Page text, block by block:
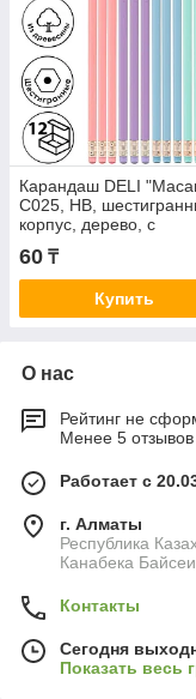
Карандаш DELI
С025, НВ,
корпус, дерево, с
ластиком, ассорти
60 ₸
Купить
О нас
Рейтинг не
Менее 5
Работает с
г. Алматы
Республика
Канабека
Контакты
Сегодня
Показать весь